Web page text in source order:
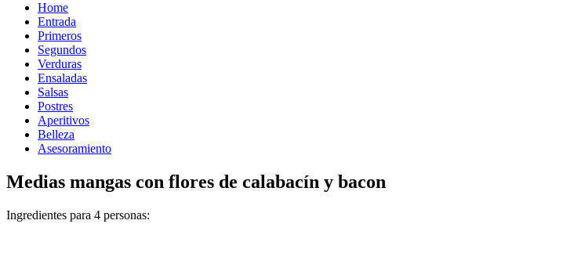
Home
Entrada
Primeros
Segundos
Verduras
Ensaladas
Salsas
Postres
Aperitivos
Belleza
Asesoramiento
Medias mangas con flores de calabacín y bacon
Ingredientes para 4 personas: